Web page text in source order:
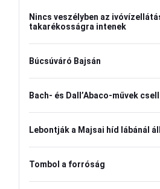
Nincs veszélyben az
takarékosságra intenek
Búcsúváró Bajsán
Bach- és Dall’Abaco-művek
Lebontják a Majsai híd lábánál
Tombol a forróság